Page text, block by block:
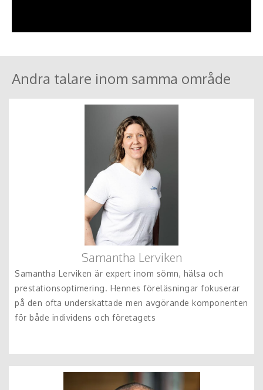
Andra talare inom samma område
Samantha Lerviken
Samantha Lerviken är expert inom sömn, hälsa och
prestationsoptimering. Hennes föreläsningar fokuserar
på den ofta underskattade men avgörande komponenten
för både individens och företagets